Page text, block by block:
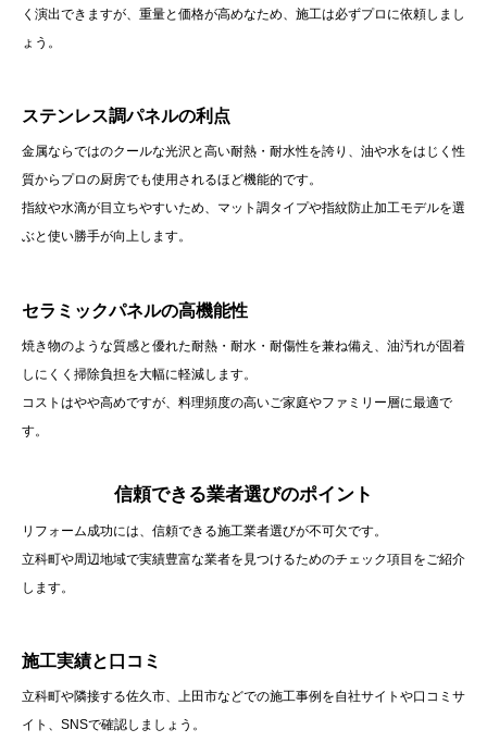
く演出できますが、重量と価格が高めなため、施工は必ずプロに依頼しまし
ょう。
ステンレス調パネルの利点
金属ならではのクールな光沢と高い耐熱・耐水性を誇り、油や水をはじく性
質からプロの厨房でも使用されるほど機能的です。
指紋や水滴が目立ちやすいため、マット調タイプや指紋防止加工モデルを選
ぶと使い勝手が向上します。
セラミックパネルの高機能性
焼き物のような質感と優れた耐熱・耐水・耐傷性を兼ね備え、油汚れが固着
しにくく掃除負担を大幅に軽減します。
コストはやや高めですが、料理頻度の高いご家庭やファミリー層に最適で
す。
信頼できる業者選びのポイント
リフォーム成功には、信頼できる施工業者選びが不可欠です。
立科町や周辺地域で実績豊富な業者を見つけるためのチェック項目をご紹介
します。
施工実績と口コミ
立科町や隣接する佐久市、上田市などでの施工事例を自社サイトや口コミサ
イト、SNSで確認しましょう。